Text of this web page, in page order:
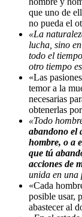
que uno de
no pueda el
«La
lucha, sino
todo el
otro tiempo
«Las
temor a la
necesarias
obtenerlas
«Todo
abandono el
hombre, o a
que tú
acciones de
unida en una
«Cada
posible usar,
abastecer al